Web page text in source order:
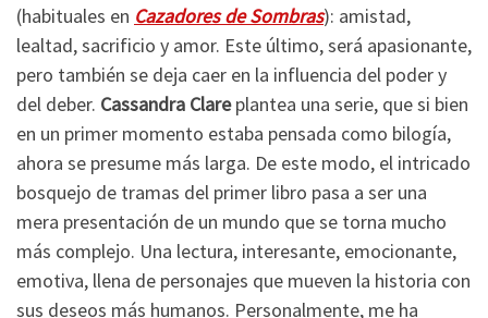
(habituales en Cazadores de Sombras): amistad,
lealtad, sacrificio y amor. Este último, será apasionante,
pero también se deja caer en la influencia del poder y
del deber. Cassandra Clareplantea una serie, que si bien
en un primer momento estaba pensada como bilogía,
ahora se presume más larga. De este modo, el intricado
bosquejo de tramas del primer libro pasa a ser una
mera presentación de un mundo que se torna mucho
más complejo. Una lectura, interesante, emocionante,
emotiva, llena de personajes que mueven la historia con
sus deseos más humanos. Personalmente, me ha